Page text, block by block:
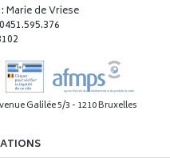
Marie de Vriese
Galilée 5/3 - 1210 Bruxelles